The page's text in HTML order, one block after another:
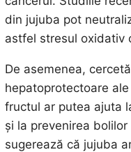
din jujuba pot
astfel stresul oxidativ
De asemenea,
hepatoprotectoare
fructul ar putea ajuta
și la prevenirea
sugerează că jujuba